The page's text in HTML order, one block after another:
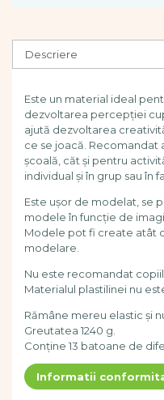
Wellness
Diverse jucarii educative
Apa si nisip
Dezvoltarea limbajului
Figurine
Mobilier gradinita
Montessori
Educatie inovativa
Anatomie
Comunicare
Dezvoltare timpurie
Experimente
Forme
Joc imaginativ
Jucării interactive
Lumina
Lumini si culori
Descriere
Este un material ideal
dezvoltarea percepției
ajută dezvoltarea
ce se joacă. Recomandat
școală, căt și pentru
individual și în grup sau în
Este ușor de modelat, se
modele în funcție de
Modele pot fi create atât
modelare.
Nu este recomandat
Materialul plastilinei nu
Rămâne mereu elastic și
Greutatea 1240 g.
Conține 13 batoane de
Informatii